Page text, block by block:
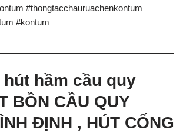
#thongtacchauruachenkontum
#kontum
hầm cầu quy
BỒN CẦU QUY
ĐỊNH , HÚT CỐNG